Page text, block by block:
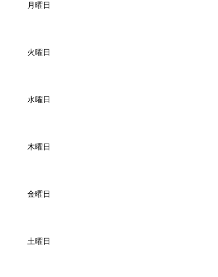
月曜日
火曜日
水曜日
木曜日
金曜日
土曜日